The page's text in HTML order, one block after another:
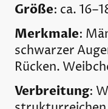
Größe: ca.
Merkmale:
schwarzer
Rücken.
Verbreitung: